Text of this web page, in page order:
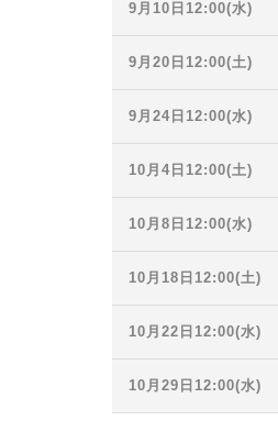
9月10日12:00(水)
9月20日12:00(土)
9月24日12:00(水)
10月4日12:00(土)
10月8日12:00(水)
10月18日12:00(土)
10月22日12:00(水)
10月29日12:00(水)